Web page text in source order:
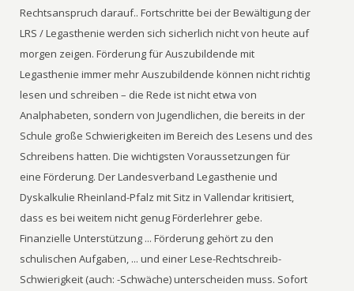
Rechtsanspruch darauf.. Fortschritte bei der Bewältigung der
LRS / Legasthenie werden sich sicherlich nicht von heute auf
morgen zeigen. Förderung für Auszubildende mit
Legasthenie immer mehr Auszubildende können nicht richtig
lesen und schreiben – die Rede ist nicht etwa von
Analphabeten, sondern von Jugendlichen, die bereits in der
Schule große Schwierigkeiten im Bereich des Lesens und des
Schreibens hatten. Die wichtigsten Voraussetzungen für
eine Förderung. Der Landesverband Legasthenie und
Dyskalkulie Rheinland-Pfalz mit Sitz in Vallendar kritisiert,
dass es bei weitem nicht genug Förderlehrer gebe.
Finanzielle Unterstützung ... Förderung gehört zu den
schulischen Aufgaben, ... und einer Lese-Rechtschreib-
Schwierigkeit (auch: -Schwäche) unterscheiden muss. Sofort